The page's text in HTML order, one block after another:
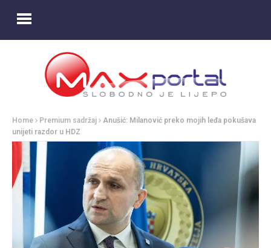
Home Premium sadržaj
Anušić: Milanović preko mojih leđa pokušava
unijeti razdor u HDZ